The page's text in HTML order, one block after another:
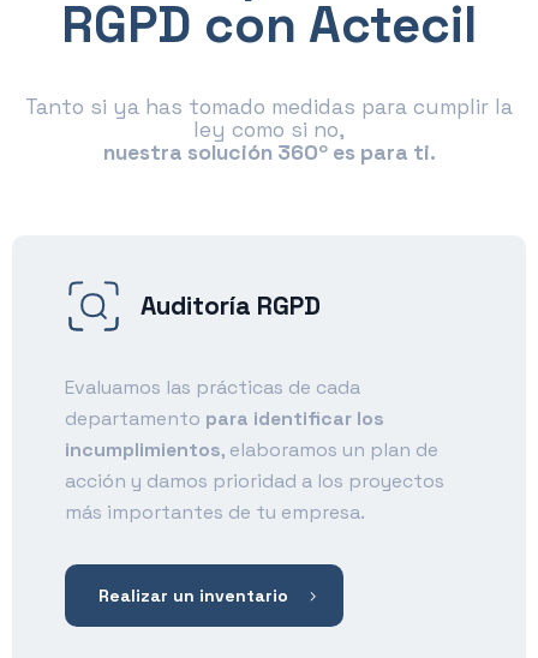
RGPD con Actecil
Tanto si ya has tomado medidas para cumplir la
ley como si no,
nuestra solución 360º es para ti.
Auditoría RGPD
Evaluamos las prácticas de cada
departamento para identificar los
incumplimientos, elaboramos un plan de
acción y damos prioridad a los proyectos
más importantes de tu empresa.
Realizar un inventario